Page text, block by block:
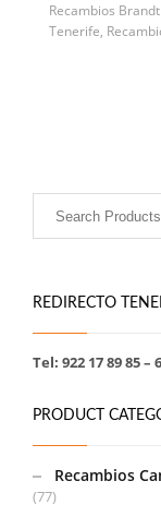
Recambios Brandt
Tenerife,
REDIRECTO
Tel: 922 17 89 85 –
PRODUCT
Recambios
(77)